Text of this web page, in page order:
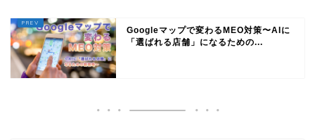
Googleマップで変わるMEO対策〜AIに
「選ばれる店舗」になるための...